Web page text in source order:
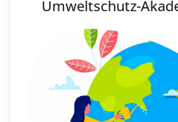
Umweltschutz-